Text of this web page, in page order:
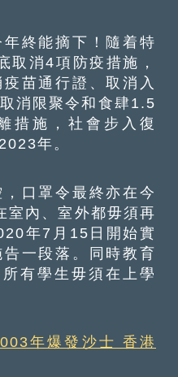
終能摘下！隨着特
取消4項防疫措施，
苗通行證、取消入
消限聚令和食肆1.5
措施，社會步入復
年。
口罩令最終亦在今
室內、室外都毋須再
年7月15日開始實
一段落。同時教育
有學生毋須在上學
年爆發沙士 香港